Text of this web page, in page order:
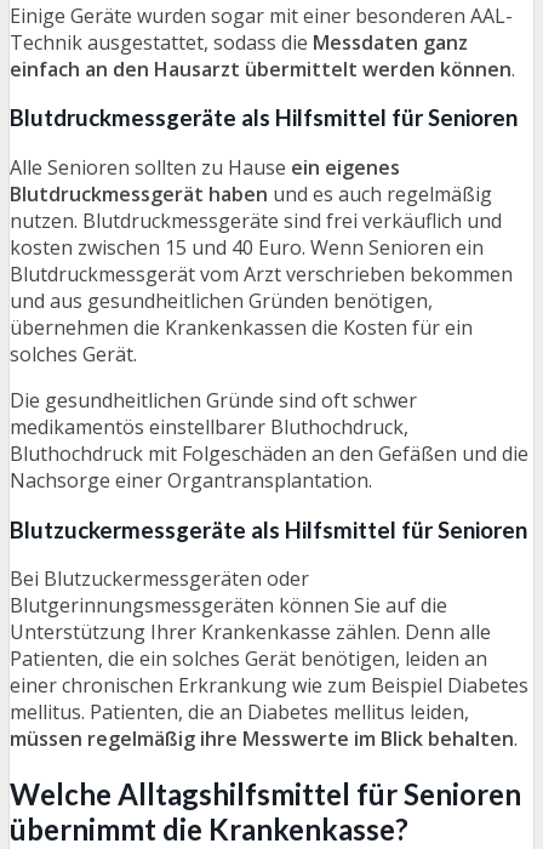
Einige Geräte wurden sogar mit einer besonderen AAL-
Technik ausgestattet, sodass die Messdaten ganz
einfach an den Hausarzt übermittelt werden können.
Blutdruckmessgeräte als Hilfsmittel für Senioren
Alle Senioren sollten zu Hause ein eigenes
Blutdruckmessgerät haben und es auch regelmäßig
nutzen. Blutdruckmessgeräte sind frei verkäuflich und
kosten zwischen 15 und 40 Euro. Wenn Senioren ein
Blutdruckmessgerät vom Arzt verschrieben bekommen
und aus gesundheitlichen Gründen benötigen,
übernehmen die Krankenkassen die Kosten für ein
solches Gerät.
Die gesundheitlichen Gründe sind oft schwer
medikamentös einstellbarer Bluthochdruck,
Bluthochdruck mit Folgeschäden an den Gefäßen und die
Nachsorge einer Organtransplantation.
Blutzuckermessgeräte als Hilfsmittel für Senioren
Bei Blutzuckermessgeräten oder
Blutgerinnungsmessgeräten können Sie auf die
Unterstützung Ihrer Krankenkasse zählen. Denn alle
Patienten, die ein solches Gerät benötigen, leiden an
einer chronischen Erkrankung wie zum Beispiel Diabetes
mellitus. Patienten, die an Diabetes mellitus leiden,
müssen regelmäßig ihre Messwerte im Blick behalten.
Welche Alltagshilfsmittel für Senioren
übernimmt die Krankenkasse?